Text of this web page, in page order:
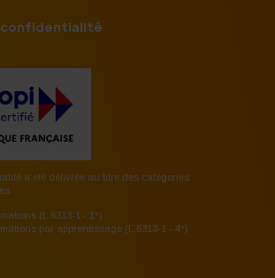
a été délivrée au titre des catégories
:
(L.6313-1 - 1°)
par apprentissage (L.6313-1 - 4°)